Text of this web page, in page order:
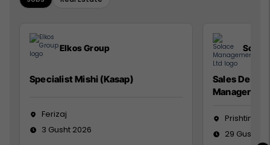
Elkos Group
Specialist Mishi (Kasap)
Ferizaj
3 Gusht 2026
Sales
Manager
Prishtinë
29 Gusht